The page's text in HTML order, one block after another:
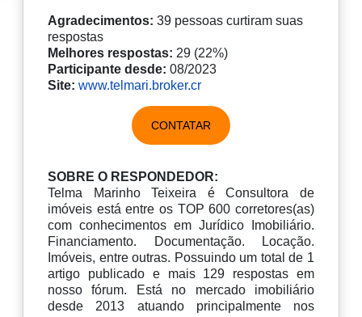
Agradecimentos: 39 pessoas curtiram suas
respostas
Melhores respostas: 29 (22%)
Participante desde: 08/2023
Site: www.telmari.broker.cr
CONTATAR
SOBRE O RESPONDEDOR:
Telma Marinho Teixeira é Consultora de
imóveis está entre os TOP 600 corretores(as)
com conhecimentos em Jurídico Imobiliário.
Financiamento. Documentação. Locação.
Imóveis, entre outras. Possuindo um total de 1
artigo publicado e mais 129 respostas em
nosso fórum. Está no mercado imobiliário
desde 2013 atuando principalmente nos